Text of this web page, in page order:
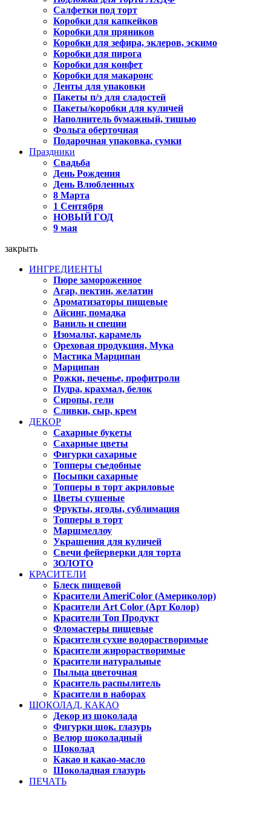
Салфетки под торт
Коробки для капкейков
Коробки для пряников
Коробки для зефира, эклеров, эскимо
Коробки для пирога
Коробки для конфет
Коробки для макаронс
Ленты для упаковки
Пакеты п/э для сладостей
Пакеты/коробки для куличей
Наполнитель бумажный, тишью
Фольга оберточная
Подарочная упаковка, сумки
Праздники
Свадьба
День Рождения
День Влюбленных
8 Марта
1 Сентября
НОВЫЙ ГОД
9 мая
закрыть
ИНГРЕДИЕНТЫ
Пюре замороженное
Агар, пектин, желатин
Ароматизаторы пищевые
Айсинг, помадка
Ваниль и специи
Изомальт, карамель
Ореховая продукция, Мука
Мастика Марципан
Марципан
Рожки, печенье, профитроли
Пудра, крахмал, белок
Сиропы, гели
Сливки, сыр, крем
ДЕКОР
Сахарные букеты
Сахарные цветы
Фигурки сахарные
Топперы съедобные
Посыпки сахарные
Топперы в торт акриловые
Цветы сушеные
Фрукты, ягоды, сублимация
Топперы в торт
Маршмеллоу
Украшения для куличей
Свечи фейерверки для торта
ЗОЛОТО
КРАСИТЕЛИ
Блеск пищевой
Красители AmeriColor (Америколор)
Красители Art Color (Арт Колор)
Красители Топ Продукт
Фломастеры пищевые
Красители сухие водорастворимые
Красители жирорастворимые
Красители натуральные
Пыльца цветочная
Краситель распылитель
Красители в наборах
ШОКОЛАД, КАКАО
Декор из шоколада
Фигурки шок. глазурь
Велюр шоколадный
Шоколад
Какао и какао-масло
Шоколадная глазурь
ПЕЧАТЬ